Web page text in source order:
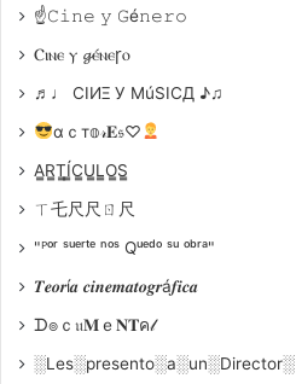
Tráiler
☝𝙲𝚒𝚗𝚎 𝚢 𝙶é𝚗𝚎𝚛𝚘
Ⲥⲓⲛⲉ ⲩ 𝓰ⲉ́ⲛⲉꞅⲟ
♬♩ CIИΞ У MúSICД ♪♫
αｃт𝕠𝓇𝐄𝔰♡
A̳R̳T̳Í̳C̳U̳L̳O̳S̳
ㄒ乇尺尺ㄖ尺
"ᴾᵒʳ ˢᵘᵉʳᵗᵉ ⁿᵒˢ Qᵘᵉᵈᵒ ˢᵘ ᵒᵇʳᵃ"
𝑻𝒆𝒐𝒓í𝒂 𝒄𝒊𝒏𝒆𝒎𝒂𝒕𝒐𝒈𝒓á𝒇𝒊𝒄𝒂
ᗪ๏ｃ𝔲𝐌ｅ𝐍𝐓ค𝓁
░Les░presento░a░un░Director░